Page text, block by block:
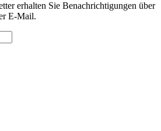
erhalten Sie Benachrichtigungen über
E-Mail.